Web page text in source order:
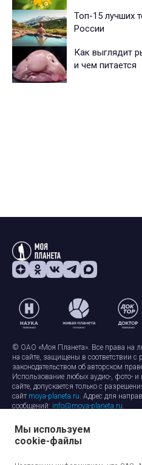
Топ-15 лучших
России
Как выглядит
и чем питается
© ОАО «Моя Планета». Все права на
на сайте, защищены в соответствии
законодательством об авторском
Использование любых аудио-, фото-
сайте, допускается только с
сайт moya-planeta.ru. Адрес для
сообщений: info@moya-planeta.ru.
Правила сайтаРабота с cookie-
Защита персональных данных
Мы используем
cookie-файлы